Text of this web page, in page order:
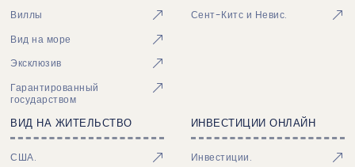
Виллы
Вид на море
Эксклюзив
Гарантированный
государством
Сент-Китс и Невис.
ВИД НА ЖИТЕЛЬСТВО
США.
ИНВЕСТИЦИИ ОНЛАЙН
Инвестиции.